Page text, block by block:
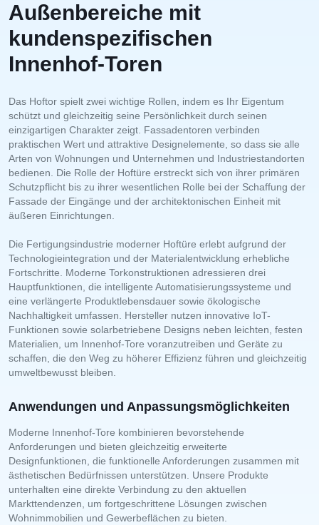
Außenbereiche mit
kundenspezifischen
Innenhof-Toren
Das Hoftor spielt zwei wichtige Rollen, indem es Ihr Eigentum
schützt und gleichzeitig seine Persönlichkeit durch seinen
einzigartigen Charakter zeigt. Fassadentoren verbinden
praktischen Wert und attraktive Designelemente, so dass sie alle
Arten von Wohnungen und Unternehmen und Industriestandorten
bedienen. Die Rolle der Hoftüre erstreckt sich von ihrer primären
Schutzpflicht bis zu ihrer wesentlichen Rolle bei der Schaffung der
Fassade der Eingänge und der architektonischen Einheit mit
äußeren Einrichtungen.
Die Fertigungsindustrie moderner Hoftüre erlebt aufgrund der
Technologieintegration und der Materialentwicklung erhebliche
Fortschritte. Moderne Torkonstruktionen adressieren drei
Hauptfunktionen, die intelligente Automatisierungssysteme und
eine verlängerte Produktlebensdauer sowie ökologische
Nachhaltigkeit umfassen. Hersteller nutzen innovative IoT-
Funktionen sowie solarbetriebene Designs neben leichten, festen
Materialien, um Innenhof-Tore voranzutreiben und Geräte zu
schaffen, die den Weg zu höherer Effizienz führen und gleichzeitig
umweltbewusst bleiben.
Anwendungen und Anpassungsmöglichkeiten
Moderne Innenhof-Tore kombinieren bevorstehende
Anforderungen und bieten gleichzeitig erweiterte
Designfunktionen, die funktionelle Anforderungen zusammen mit
ästhetischen Bedürfnissen unterstützen. Unsere Produkte
unterhalten eine direkte Verbindung zu den aktuellen
Markttendenzen, um fortgeschrittene Lösungen zwischen
Wohnimmobilien und Gewerbeflächen zu bieten.